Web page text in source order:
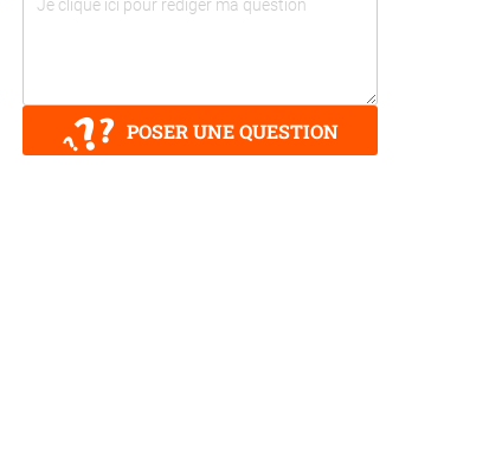
POSER UNE QUESTION